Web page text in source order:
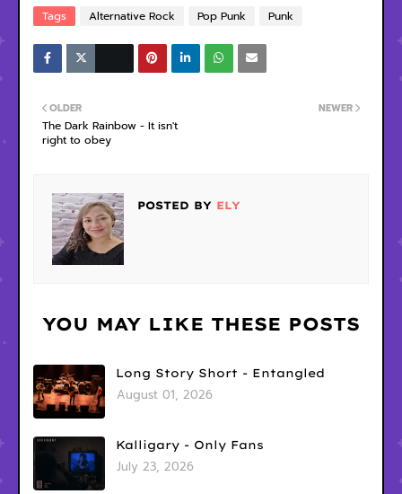
Tags Alternative Rock Pop Punk Punk
NEWER
OLDER
The Dark Rainbow - It isn't
right to obey
POSTED BY ELY
YOU MAY LIKE THESE POSTS
Long Story Short - Entangled
August 01, 2026
Kalligary - Only Fans
July 23, 2026